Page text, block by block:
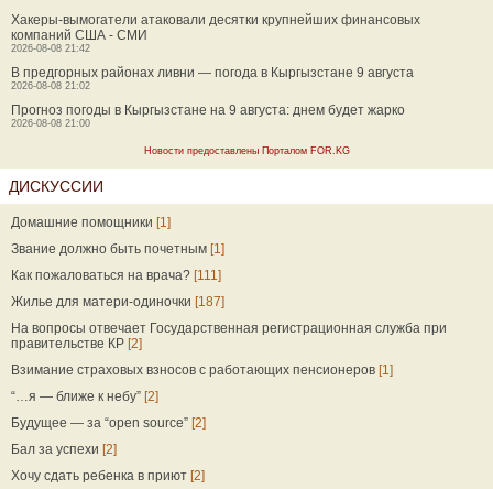
Хакеры-вымогатели атаковали десятки крупнейших финансовых
компаний США - СМИ
2026-08-08 21:42
В предгорных районах ливни — погода в Кыргызстане 9 августа
2026-08-08 21:02
Прогноз погоды в Кыргызстане на 9 августа: днем будет жарко
2026-08-08 21:00
Новости предоставлены Порталом FOR.KG
ДИСКУССИИ
Домашние помощники [1]
Звание должно быть почетным [1]
Как пожаловаться на врача? [111]
Жилье для матери-одиночки [187]
На вопросы отвечает Государственная регистрационная служба при
правительстве КР [2]
Взимание страховых взносов с работающих пенсионеров [1]
“…я — ближе к небу” [2]
Будущее — за “open source” [2]
Бал за успехи [2]
Хочу сдать ребенка в приют [2]